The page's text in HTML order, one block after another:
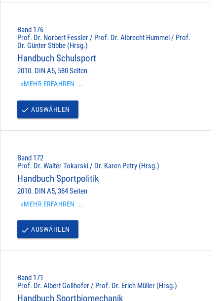
Band 176
Prof. Dr. Norbert Fessler / Prof. Dr. Albrecht Hummel / Prof.
Dr. Günter Stibbe (Hrsg.)
Handbuch Schulsport
2010. DIN A5, 580 Seiten
»MEHR ERFAHREN ...
done AUSWÄHLEN
Band 172
Prof. Dr. Walter Tokarski / Dr. Karen Petry (Hrsg.)
Handbuch Sportpolitik
2010. DIN A5, 364 Seiten
»MEHR ERFAHREN ...
done AUSWÄHLEN
Band 171
Prof. Dr. Albert Gollhofer / Prof. Dr. Erich Müller (Hrsg.)
Handbuch Sportbiomechanik